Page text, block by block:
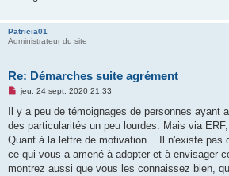
Patricia01
Administrateur du site
Re: Démarches suite agrément
M
s
s
a
g
n
o
jeu. 24 sept. 2020 21:33
Il y a peu de témoignages de personnes ayant
des particularités un peu lourdes. Mais via
Quant à la lettre de motivation... Il n'existe pas
ce qui vous a amené à adopter et à envisager
montrez aussi que vous les connaissez bien,